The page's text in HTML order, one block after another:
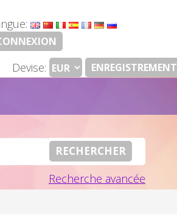
Devise: ENREGISTREMENT
Recherche avancée